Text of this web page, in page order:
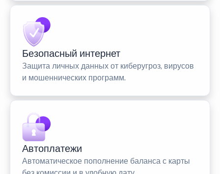
Безопасный интернет
Защита личных данных от киберугроз, вирусов
и мошеннических программ.
Автоплатежи
Автоматическое пополнение баланса с карты